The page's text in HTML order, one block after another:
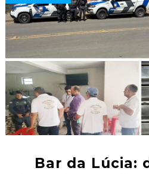
Bar da Lúcia: